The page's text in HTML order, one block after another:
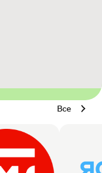
Все